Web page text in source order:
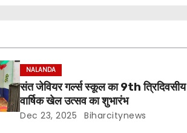
NALANDA
संत जेवियर गर्ल्स स्कूल का 9th त्रिदिवसीय
वार्षिक खेल उत्सव का शुभारंभ
Dec 23, 2025 Biharcitynews